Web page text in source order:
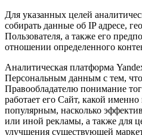
Для указанных целей
собирать данные об IP адресе,
Пользователя, а также его
отношении определенного
Аналитическая платформа
Персональным данным с тем,
Правообладателю понимание
работает его Сайт, какой именно
популярным, насколько
или иной рекламы, а также для
улучшения существующей